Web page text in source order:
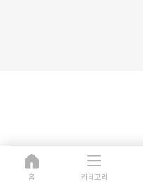
홈 카테고리